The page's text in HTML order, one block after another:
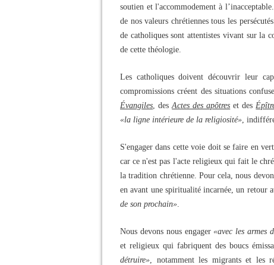
soutien et l'accommodement à
de nos valeurs chrétiennes tous les
de catholiques sont attentistes vivant sur la
de cette théologie.
Les catholiques doivent découvrir leur
compromissions créent des situations
Évangiles, desActes des apôtres et des
«la ligne intérieure de la religiosité»,
S'engager dans cette voie doit se faire en
car ce n'est pas l'acte religieux qui fait le
la tradition chrétienne. Pour cela, nous
en avant une spiritualité incarnée, un retour
de son prochain».
Nous devons nous engager«avec les armes
et religieux qui fabriquent des boucs
détruire», notamment les migrants et les